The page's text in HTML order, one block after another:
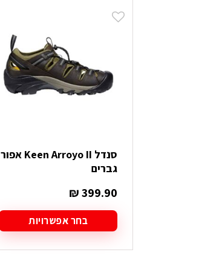
סנדל Keen Arroyo II אפור
גברים
₪399.90
בחר אפשרויות
למוצר
זה